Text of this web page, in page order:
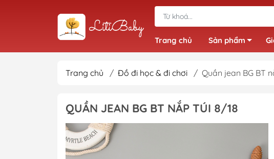
Trang chủ Sản phẩm
Đồ bộ bé trai
Quần bé trai
Trang chủ / Đồ đi học & đi chơi / Quần jean BG BT
QUẦN JEAN BG BT NẮP TÚI 8/18